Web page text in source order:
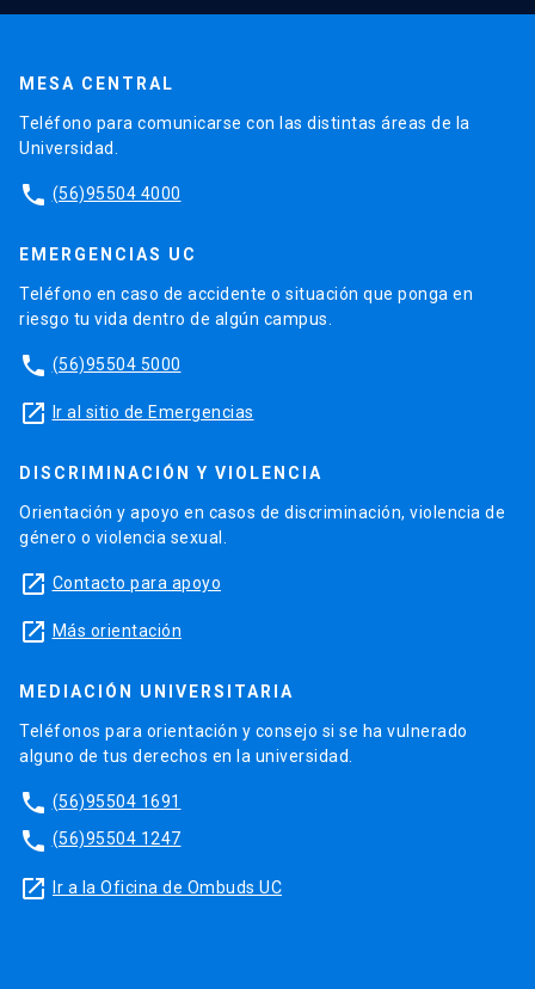
MESA CENTRAL
Teléfono para comunicarse con las distintas áreas de la
Universidad.
phone (56)95504 4000
EMERGENCIAS UC
Teléfono en caso de accidente o situación que ponga en
riesgo tu vida dentro de algún campus.
phone (56)95504 5000
launch Ir al sitio de Emergencias
DISCRIMINACIÓN Y VIOLENCIA
Orientación y apoyo en casos de discriminación, violencia de
género o violencia sexual.
launch Contacto para apoyo
launch Más orientación
MEDIACIÓN UNIVERSITARIA
Teléfonos para orientación y consejo si se ha vulnerado
alguno de tus derechos en la universidad.
phone (56)95504 1691
phone (56)95504 1247
launch Ir a la Oficina de Ombuds UC